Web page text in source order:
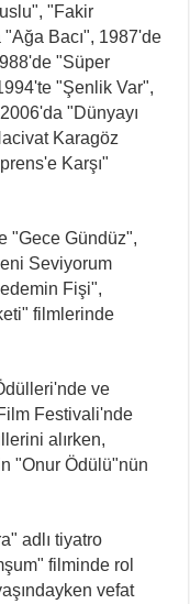
"Fakir
Bacı", 1987'de
"Süper
"Şenlik Var",
"Dünyayı
Karagöz
Karşı"
"Gece Gündüz",
Seviyorum
Fişi",
filmlerinde
ve
Festivali'nde
alırken,
"Onur Ödülü"nün
adlı tiyatro
filminde rol
vefat